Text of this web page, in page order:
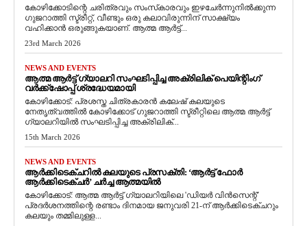
കോഴിക്കോടിന്റെ ചരിത്രവും സംസ്‌കാരവും ഇഴചേർന്നുനിൽക്കുന്ന
ഗുജറാത്തി സ്ട്രീറ്റ്, വീണ്ടും ഒരു കലാവിരുന്നിന് സാക്ഷ്യം
വഹിക്കാൻ ഒരുങ്ങുകയാണ്. ആത്മ ആർട്ട്...
23rd March 2026
NEWS AND EVENTS
ആത്മ ആർട്ട് ഗ്യാലറി സംഘടിപ്പിച്ച അക്രിലിക് പെയിന്റിംഗ്
വർക്ക്‌ഷോപ്പ് ശ്രദ്ധേയമായി
കോഴിക്കോട്: പ്രശസ്ത ചിത്രകാരൻ കലേഷ് കലയുടെ
നേതൃത്വത്തിൽ കോഴിക്കോട് ഗുജറാത്തി സ്ട്രീറ്റിലെ ആത്മ ആർട്ട്
ഗ്യാലറിയിൽ സംഘടിപ്പിച്ച അക്രിലിക്...
15th March 2026
NEWS AND EVENTS
ആർക്കിടെക്ചറിൽ കലയുടെ പ്രസക്തി: ‘ആർട്ട് ഫോർ
ആർക്കിടെക്ചർ’ ചർച്ച ആത്മയിൽ
​കോഴിക്കോട്: ആത്മ ആർട്ട് ഗ്യാലറിയിലെ 'ഡിയർ വിൻസെന്റ്'
പ്രദർശനത്തിന്റെ രണ്ടാം ദിനമായ ജനുവരി 21-ന് ആർക്കിടെക്ചറും
കലയും തമ്മിലുള്ള...